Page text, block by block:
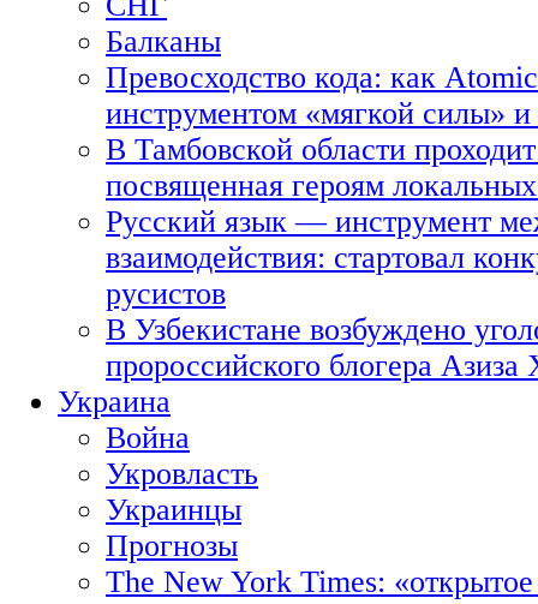
Балканы
Превосходство кода: как
инструментом «мягкой силы» и
В Тамбовской области
посвященная героям
Русский язык — инструмент
взаимодействия: стартовал
русистов
В Узбекистане возбуждено
пророссийского блогера Азиза
Украина
Война
Укровласть
Украинцы
Прогнозы
The New York Times: